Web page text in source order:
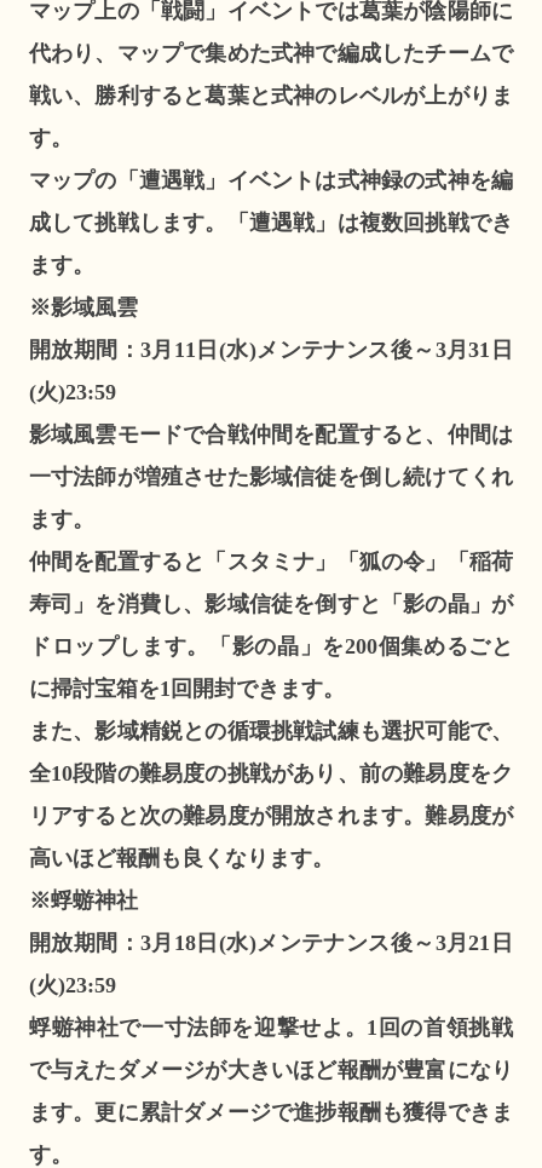
マップ上の「戦闘」イベントでは葛葉が陰陽師に
代わり、マップで集めた式神で編成したチームで
戦い、勝利すると葛葉と式神のレベルが上がりま
す。
マップの「遭遇戦」イベントは式神録の式神を編
成して挑戦します。「遭遇戦」は複数回挑戦でき
ます。
※影域風雲
開放期間：3月11日(水)メンテナンス後～3月31日
(火)23:59
影域風雲モードで合戦仲間を配置すると、仲間は
一寸法師が増殖させた影域信徒を倒し続けてくれ
ます。
仲間を配置すると「スタミナ」「狐の令」「稲荷
寿司」を消費し、影域信徒を倒すと「影の晶」が
ドロップします。「影の晶」を200個集めるごと
に掃討宝箱を1回開封できます。
また、影域精鋭との循環挑戦試練も選択可能で、
全10段階の難易度の挑戦があり、前の難易度をク
リアすると次の難易度が開放されます。難易度が
高いほど報酬も良くなります。
※蜉蝣神社
開放期間：3月18日(水)メンテナンス後～3月21日
(火)23:59
蜉蝣神社で一寸法師を迎撃せよ。1回の首領挑戦
で与えたダメージが大きいほど報酬が豊富になり
ます。更に累計ダメージで進捗報酬も獲得できま
す。